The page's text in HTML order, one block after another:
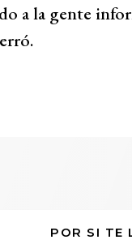
a la gente
POR SI TE